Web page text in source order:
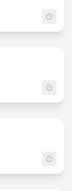
49
23
61